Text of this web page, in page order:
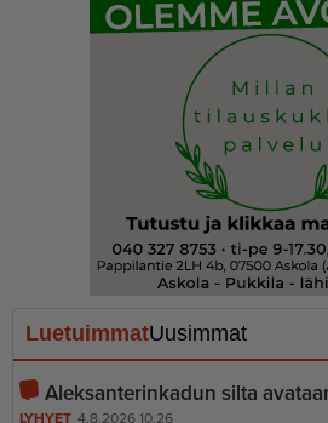
LuetuimmatUusimmat
Aleksanterinkadun silta
LYHYET 4.8.2026 10.26